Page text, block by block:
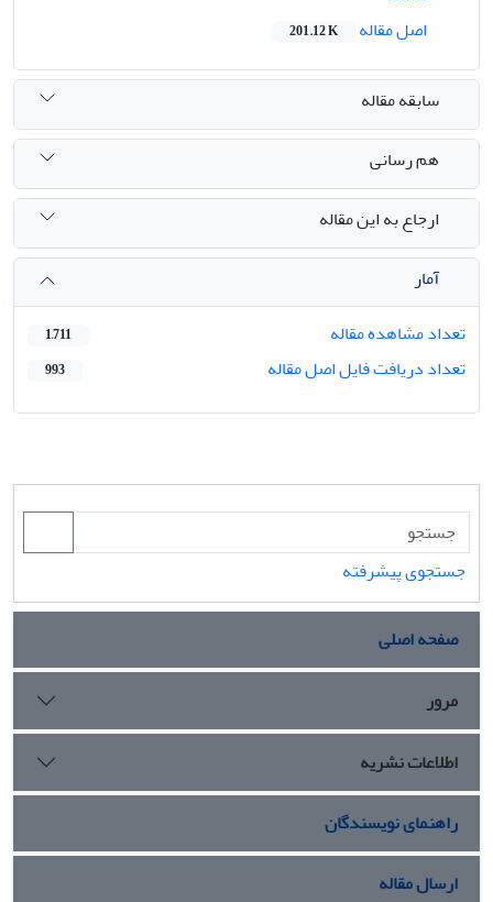
اصل مقاله
201.12 K
سابقه مقاله
هم رسانی
ارجاع به این مقاله
آمار
تعداد مشاهده مقاله
1,711
تعداد دریافت فایل اصل مقاله 993
جستجوی پیشرفته
صفحه اصلی
مرور
اطلاعات نشریه
راهنمای نویسندگان
ارسال مقاله